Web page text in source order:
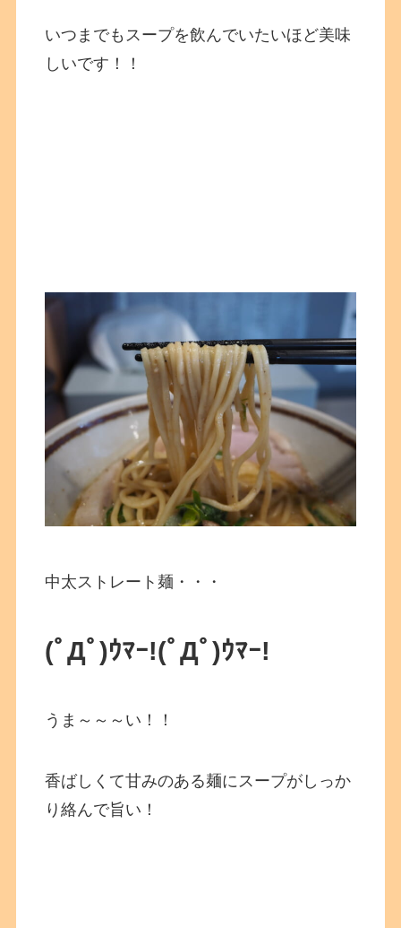
いつまでもスープを飲んでいたいほど美味
しいです！！
中太ストレート麺・・・
(ﾟДﾟ)ｳﾏｰ!(ﾟДﾟ)ｳﾏｰ!
うま～～～い！！
香ばしくて甘みのある麺にスープがしっか
り絡んで旨い！